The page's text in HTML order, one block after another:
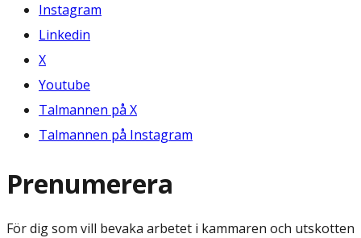
Instagram
Linkedin
X
Youtube
Talmannen på X
Talmannen på Instagram
Prenumerera
För dig som vill bevaka arbetet i kammaren och utskotten